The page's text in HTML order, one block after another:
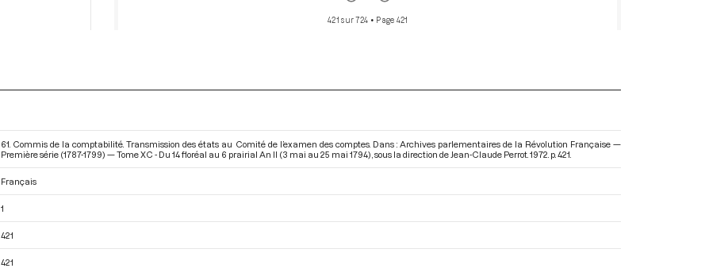
421 sur 724 • Page 421
61. Commis de la comptabilité. Transmission des états au Comité de l’examen des comptes. Dans : Archives parlementaires de la Révolution Française —
Première série (1787-1799) — Tome XC - Du 14 floréal au 6 prairial An II (3 mai au 25 mai 1794) , sous la direction de Jean-Claude Perrot. 1972. p. 421.
Français
1
421
421